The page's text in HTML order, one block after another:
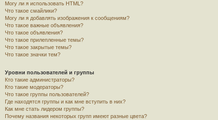
Могу ли я использовать HTML?
Что такое смайлики?
Могу ли я добавлять изображения к сообщениям?
Что такое важные объявления?
Что такое объявления?
Что такое прилепленные темы?
Что такое закрытые темы?
Что такое значки тем?
Уровни пользователей и группы
Кто такие администраторы?
Кто такие модераторы?
Что такое группы пользователей?
Где находятся группы и как мне вступить в них?
Как мне стать лидером группы?
Почему названия некоторых групп имеют разные цвета?